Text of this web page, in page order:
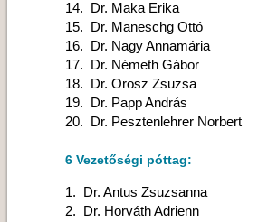
14. Dr. Maka Erika
15. Dr. Maneschg Ottó
16. Dr. Nagy Annamária
17. Dr. Németh Gábor
18. Dr. Orosz Zsuzsa
19. Dr. Papp András
20. Dr. Pesztenlehrer Norbert
6 Vezetőségi póttag:
1. Dr. Antus Zsuzsanna
2. Dr. Horváth Adrienn